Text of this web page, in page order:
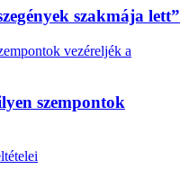
szakmája lett”
szempontok